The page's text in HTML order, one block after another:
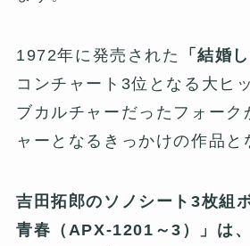
1972年に発売された 「結婚
コンチャート3位となる大ヒ
ブカルチャーだったフォーク
ャーとなるきっかけの作品と
吉田拓郎のソノシート3枚組
青春（APX-1201～3）」は